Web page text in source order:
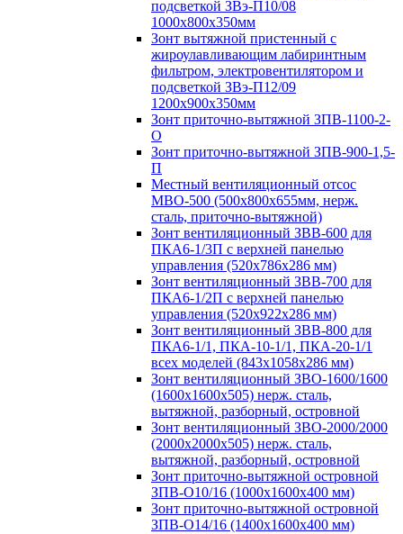
подсветкой ЗВэ-П10/08
1000х800х350мм
Зонт вытяжной пристенный с
жироулавливающим лабиринтным
фильтром, электровентилятором и
подсветкой ЗВэ-П12/09
1200х900х350мм
Зонт приточно-вытяжной ЗПВ-1100-2-
О
Зонт приточно-вытяжной ЗПВ-900-1,5-
П
Местный вентиляционный отсос
МВО-500 (500х800х655мм, нерж.
сталь, приточно-вытяжной)
Зонт вентиляционный ЗВВ-600 для
ПКА6-1/3П с верхней панелью
управления (520х786х286 мм)
Зонт вентиляционный ЗВВ-700 для
ПКА6-1/2П с верхней панелью
управления (520х922х286 мм)
Зонт вентиляционный ЗВВ-800 для
ПКА6-1/1, ПКА-10-1/1, ПКА-20-1/1
всех моделей (843х1058х286 мм)
Зонт вентиляционный ЗВО-1600/1600
(1600х1600х505) нерж. сталь,
вытяжной, разборный, островной
Зонт вентиляционный ЗВО-2000/2000
(2000х2000х505) нерж. сталь,
вытяжной, разборный, островной
Зонт приточно-вытяжной островной
ЗПВ-О10/16 (1000х1600х400 мм)
Зонт приточно-вытяжной островной
ЗПВ-О14/16 (1400х1600х400 мм)